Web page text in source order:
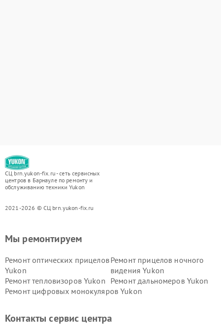
СЦ brn.yukon-fix.ru - сеть сервисных
центров в Барнауле по ремонту и
обслуживанию техники Yukon
2021-2026 © СЦ brn.yukon-fix.ru
Мы ремонтируем
Ремонт оптических прицелов
Yukon
Ремонт прицелов ночного
видения Yukon
Ремонт тепловизоров Yukon Ремонт дальномеров Yukon
Ремонт цифровых монокуляров Yukon
Контакты сервис центра